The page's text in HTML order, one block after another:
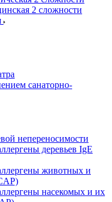
2 сложности
санаторно-
непереносимости
деревьев IgE
животных и
насекомых и их